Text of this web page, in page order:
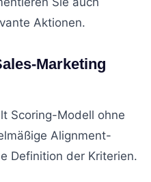
Aktionen.
Marketing
Scoring-Modell ohne
Alignment-
Definition der Kriterien.